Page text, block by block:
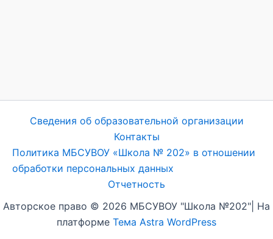
Сведения об образовательной организации
Контакты
Политика МБСУВОУ «Школа № 202» в отношении
обработки персональных данных
Отчетность
Авторское право © 2026 МБСУВОУ "Школа №202"| На
платформе Тема Astra WordPress